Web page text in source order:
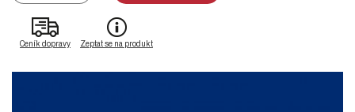
Ceník dopravy Zeptat se na produkt